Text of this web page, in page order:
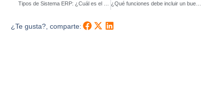
¿Qué funciones debe incluir un buen Sistema ERP?
¿Te gusta?, comparte: